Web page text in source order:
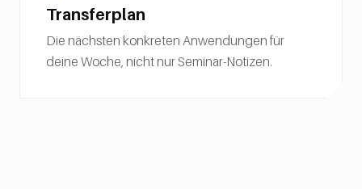
Transferplan
Die nächsten konkreten Anwendungen für
deine Woche, nicht nur Seminar-Notizen.